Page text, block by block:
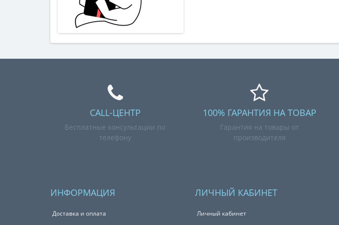
CALL-ЦЕНТР
Бесплатные консультации по
телефону
100% ГАРАНТИЯ НА ТОВАР
Гарантия на товары от
производителя
ИНФОРМАЦИЯ
Доставка и оплата
ЛИЧНЫЙ КАБИНЕТ
Личный кабинет